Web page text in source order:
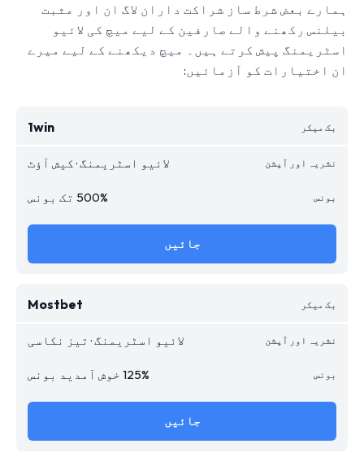
ہمارے بعض شرط ساز شراکت داران لاگ ان اور مثبت
بیلنس رکھنے والے صارفین کے لیے میچ کی لائیو
اسٹریمنگ پیش کرتے ہیں۔ میچ دیکھنے کے لیے میرے
ان اختیارات کو آزمائیں:
1win
لائیو اسٹریمنگ · کیش آؤٹ
500% تک بونس
جائیں
Mostbet
لائیو اسٹریمنگ · تیز نکاسی
125% خوش آمدید بونس
جائیں